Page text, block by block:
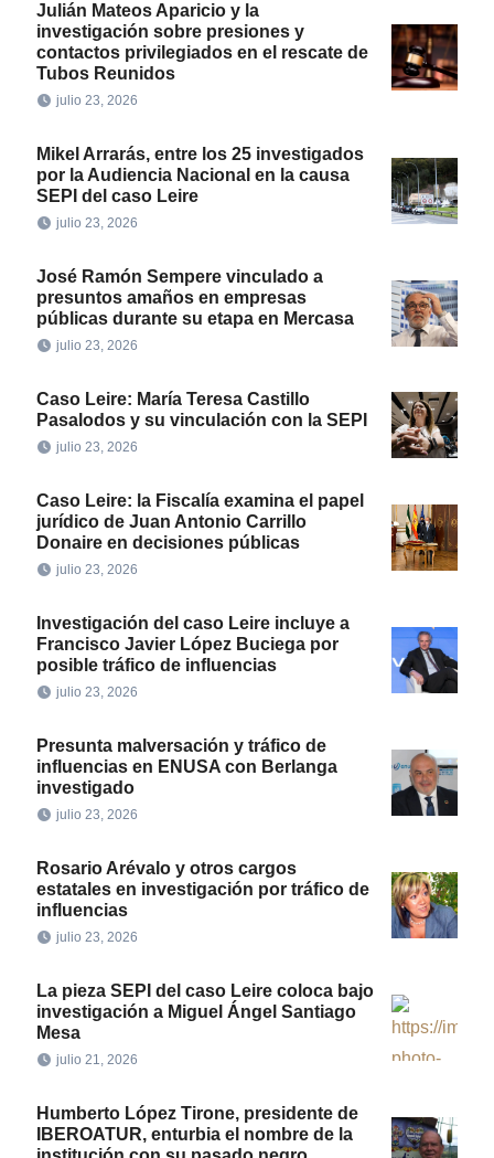
Julián Mateos Aparicio y la
investigación sobre presiones y
contactos privilegiados en el rescate de
Tubos Reunidos
julio 23, 2026
Mikel Arrarás, entre los 25 investigados
por la Audiencia Nacional en la causa
SEPI del caso Leire
julio 23, 2026
José Ramón Sempere vinculado a
presuntos amaños en empresas
públicas durante su etapa en Mercasa
julio 23, 2026
Caso Leire: María Teresa Castillo
Pasalodos y su vinculación con la SEPI
julio 23, 2026
Caso Leire: la Fiscalía examina el papel
jurídico de Juan Antonio Carrillo
Donaire en decisiones públicas
julio 23, 2026
Investigación del caso Leire incluye a
Francisco Javier López Buciega por
posible tráfico de influencias
julio 23, 2026
Presunta malversación y tráfico de
influencias en ENUSA con Berlanga
investigado
julio 23, 2026
Rosario Arévalo y otros cargos
estatales en investigación por tráfico de
influencias
julio 23, 2026
La pieza SEPI del caso Leire coloca bajo
investigación a Miguel Ángel Santiago
Mesa
julio 21, 2026
Humberto López Tirone, presidente de
IBEROATUR, enturbia el nombre de la